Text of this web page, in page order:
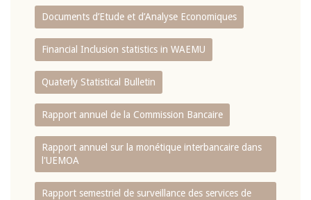
Documents d’Etude et d’Analyse Economiques
Financial Inclusion statistics in WAEMU
Quaterly Statistical Bulletin
Rapport annuel de la Commission Bancaire
Rapport annuel sur la monétique interbancaire dans
l'UEMOA
Rapport semestriel de surveillance des services de